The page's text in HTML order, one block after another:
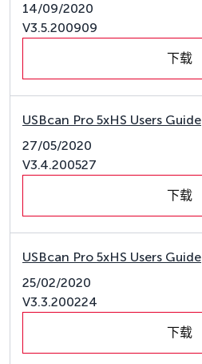
14/09/2020
V3.5.200909
下载
USBcan Pro 5xHS Users Guide
27/05/2020
V3.4.200527
下载
USBcan Pro 5xHS Users Guide
25/02/2020
V3.3.200224
下载